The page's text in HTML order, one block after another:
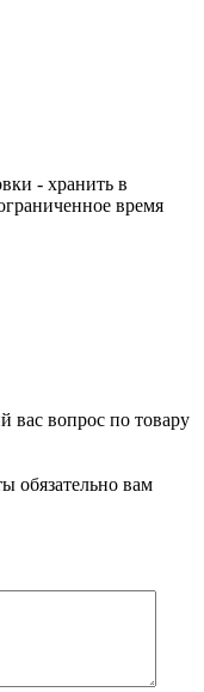
- хранить в
время
вас вопрос по товару
обязательно вам